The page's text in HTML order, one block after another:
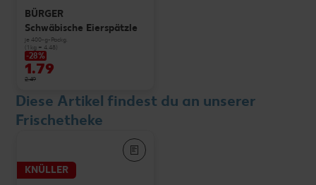
BÜRGER
Schwäbische Eierspätzle
je 400-g-Packg.
(1 kg = 4.48)
-28%
1.79
2.49
Diese Artikel findest du an unserer
Frischetheke
KNÜLLER